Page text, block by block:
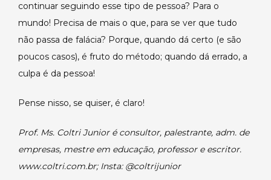
continuar seguindo esse tipo de pessoa? Para o
mundo! Precisa de mais o que, para se ver que tudo
não passa de falácia? Porque, quando dá certo (e são
poucos casos), é fruto do método; quando dá errado, a
culpa é da pessoa!
Pense nisso, se quiser, é claro!
Prof. Ms. Coltri Junior é consultor, palestrante, adm. de
empresas, mestre em educação, professor e escritor.
www.coltri.com.br; Insta: @coltrijunior